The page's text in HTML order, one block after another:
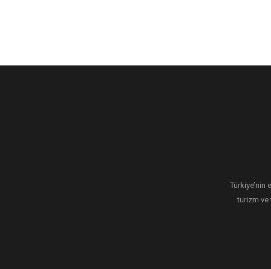
Türkiye’nin
turizm ve